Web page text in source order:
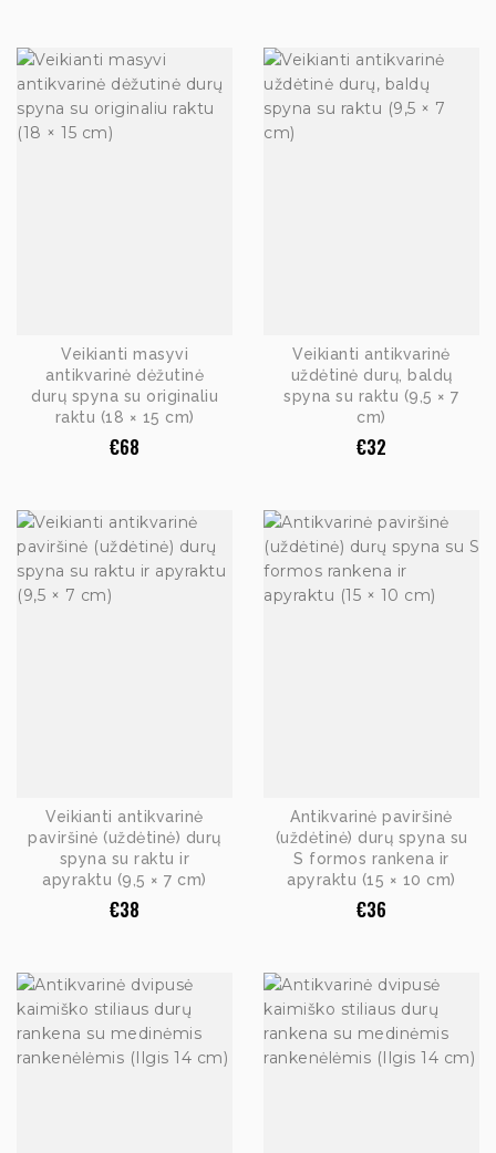
Veikianti masyvi
antikvarinė dėžutinė
durų spyna su originaliu
raktu (18 × 15 cm)
€68
Veikianti antikvarinė
uždėtinė durų, baldų
spyna su raktu (9,5 × 7
cm)
€32
Veikianti antikvarinė
paviršinė (uždėtinė) durų
spyna su raktu ir
apyraktu (9,5 × 7 cm)
€38
Antikvarinė paviršinė
(uždėtinė) durų spyna su
S formos rankena ir
apyraktu (15 × 10 cm)
€36